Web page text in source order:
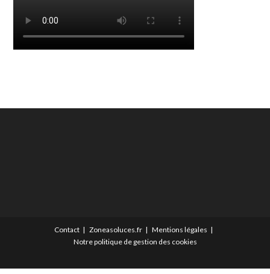
Contact Zoneasoluces.fr
Mentions légales
Notre politique de gestion des cookies